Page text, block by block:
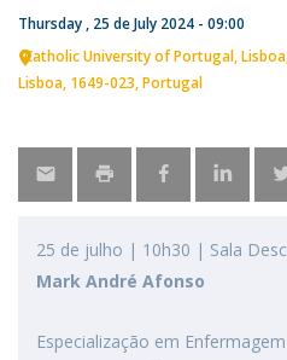
Thursday , 25 de July 2024 - 09:00
Catholic University of Portugal Lisboa
Lisboa 1649-023 Portugal
25 de julho | 10h30 | Sala
Mark André Afonso
Especialização em